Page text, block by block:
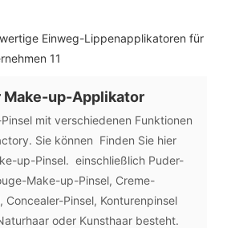
Make-up-Applikator
mit verschiedenen Funktionen
Sie können Finden Sie hier
up-Pinsel. einschließlich Puder-
Make-up-Pinsel, Creme-
Concealer-Pinsel, Konturenpinsel
oder Kunsthaar besteht.